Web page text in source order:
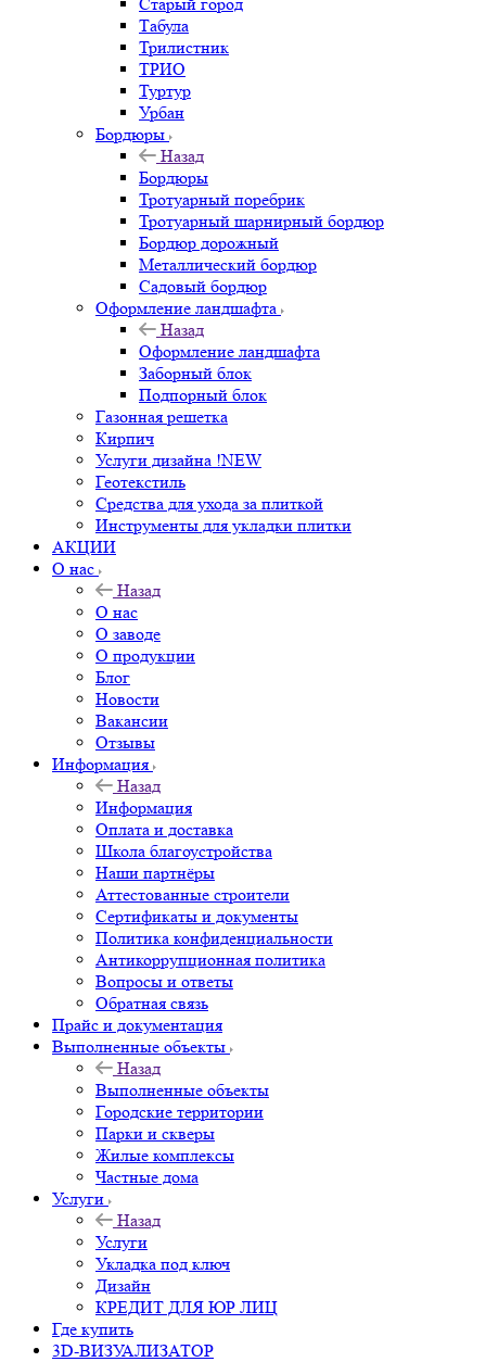
Табула
Трилистник
ТРИО
Туртур
Урбан
Бордюры
Назад
Бордюры
Тротуарный поребрик
Тротуарный шарнирный бордюр
Бордюр дорожный
Металлический бордюр
Садовый бордюр
Оформление ландшафта
Назад
Оформление ландшафта
Заборный блок
Подпорный блок
Газонная решетка
Кирпич
Услуги дизайна !NEW
Геотекстиль
Средства для ухода за плиткой
Инструменты для укладки плитки
АКЦИИ
О нас
Назад
О нас
О заводе
О продукции
Блог
Новости
Вакансии
Отзывы
Информация
Назад
Информация
Оплата и доставка
Школа благоустройства
Наши партнёры
Аттестованные строители
Сертификаты и документы
Политика конфиденциальности
Антикоррупционная политика
Вопросы и ответы
Обратная связь
Прайс и документация
Выполненные объекты
Назад
Выполненные объекты
Городские территории
Парки и скверы
Жилые комплексы
Частные дома
Услуги
Назад
Услуги
Укладка под ключ
Дизайн
КРЕДИТ ДЛЯ ЮР ЛИЦ
Где купить
3D-ВИЗУАЛИЗАТОР